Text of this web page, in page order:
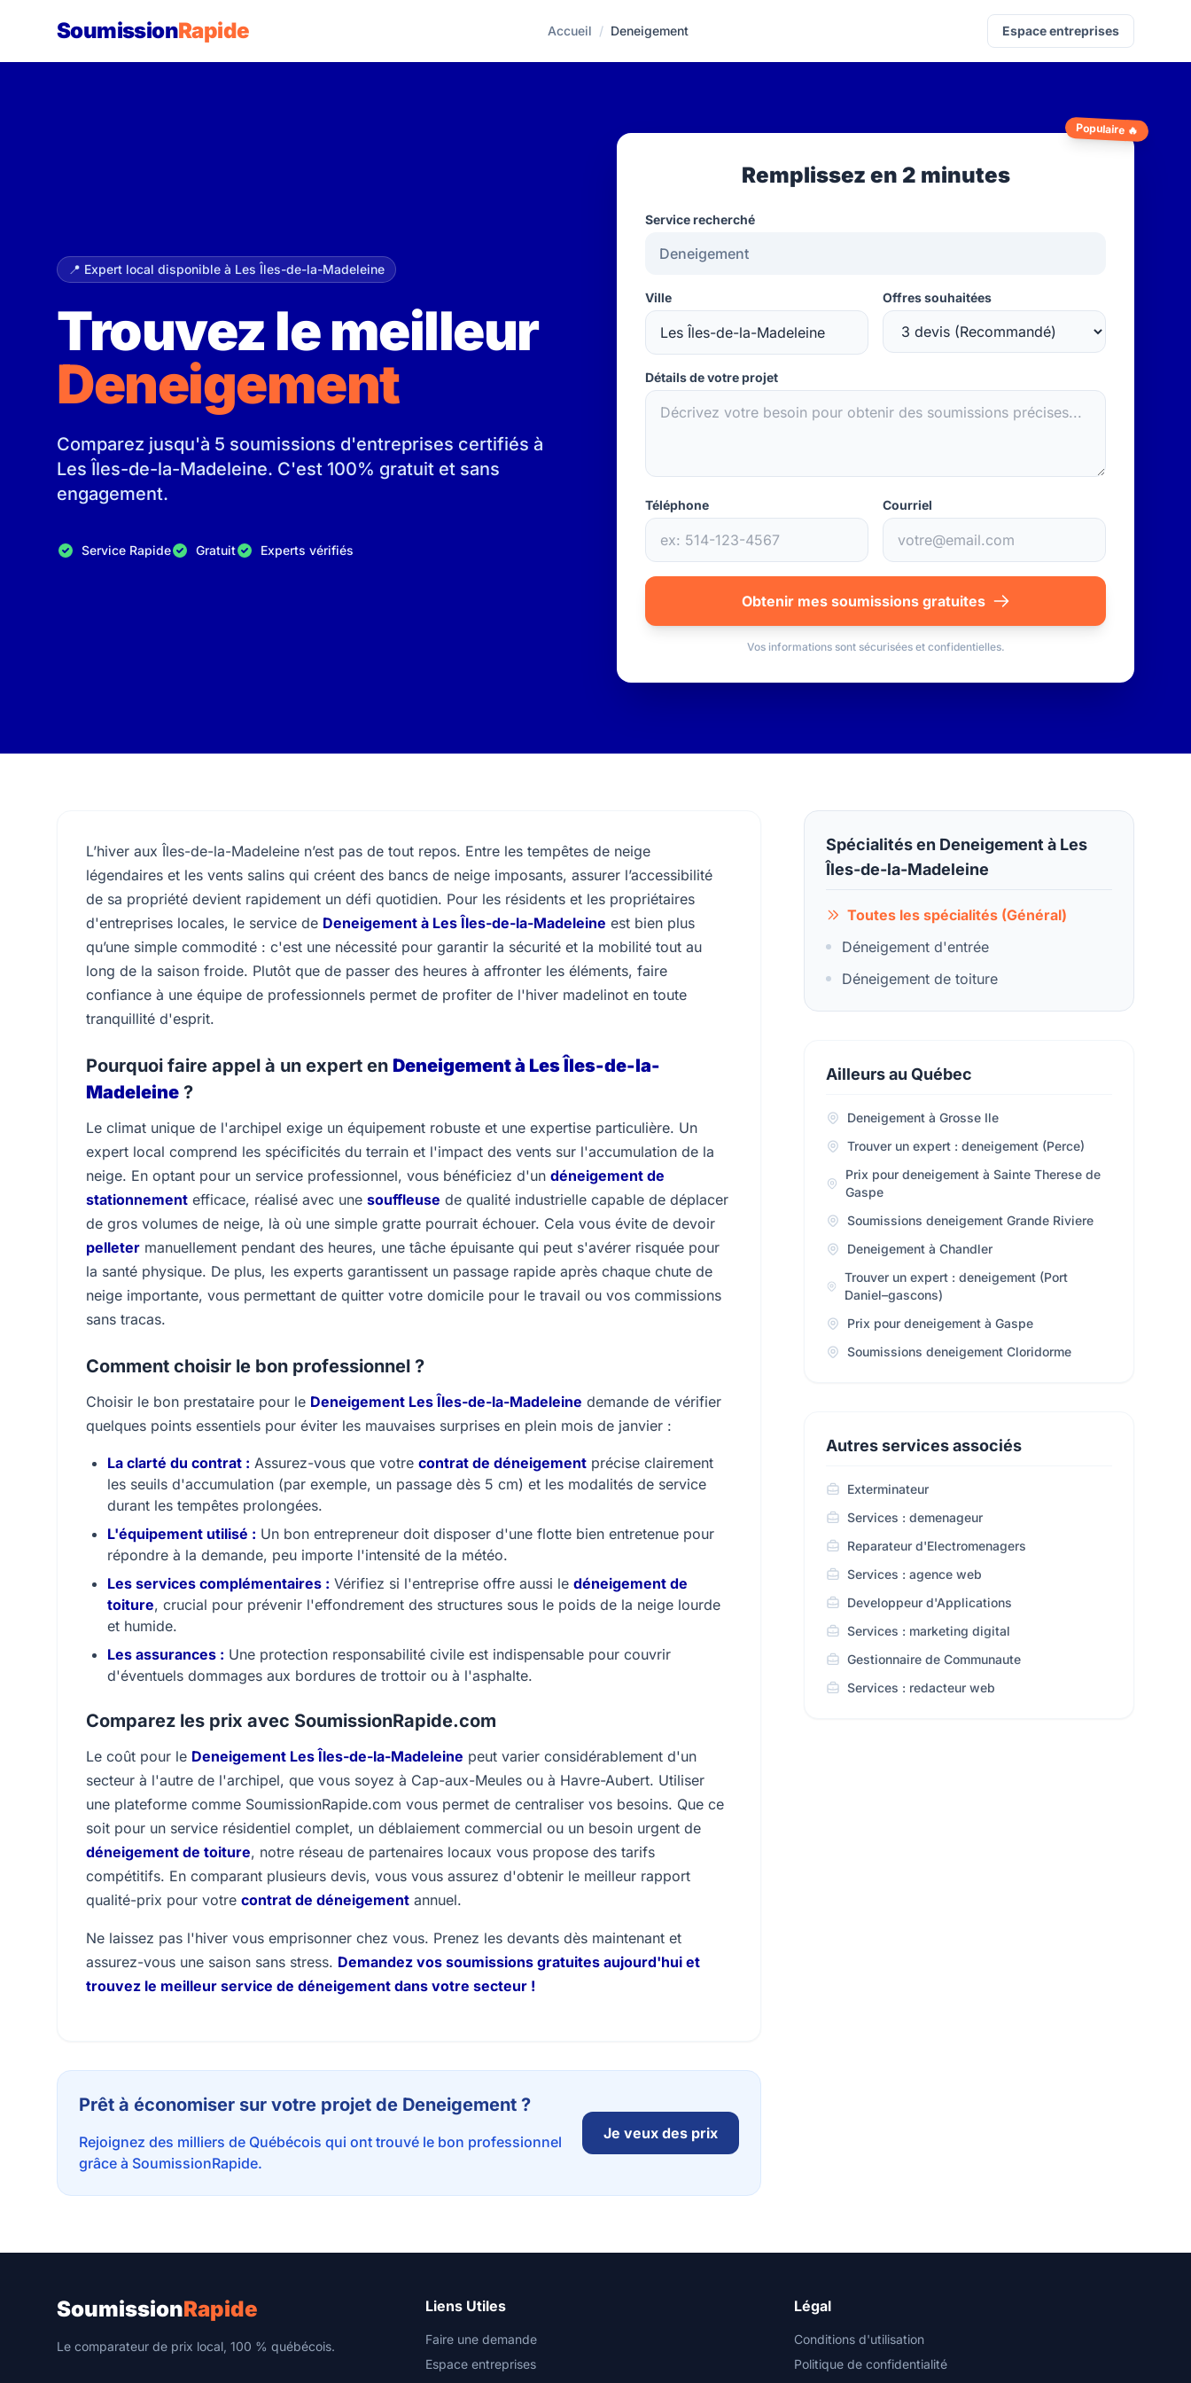
SoumissionRapide Accueil / Deneigement Espace entreprises
📍 Expert local disponible à Les Îles-de-la-Madeleine
Trouvez le meilleur
Deneigement
Comparez jusqu'à 5 soumissions d'entreprises certifiés à
Les Îles-de-la-Madeleine. C'est 100% gratuit et sans
engagement.
Service Rapide Gratuit Experts vérifiés
Populaire 🔥
Remplissez en 2 minutes
Service recherché
Ville Offres souhaitées
Détails de votre projet
Téléphone Courriel
Obtenir mes soumissions gratuites
Vos informations sont sécurisées et confidentielles.
L’hiver aux Îles-de-la-Madeleine n’est pas de tout repos. Entre les tempêtes de neige
légendaires et les vents salins qui créent des bancs de neige imposants, assurer l’accessibilité
de sa propriété devient rapidement un défi quotidien. Pour les résidents et les propriétaires
d'entreprises locales, le service de Deneigement à Les Îles-de-la-Madeleine est bien plus
qu’une simple commodité : c'est une nécessité pour garantir la sécurité et la mobilité tout au
long de la saison froide. Plutôt que de passer des heures à affronter les éléments, faire
confiance à une équipe de professionnels permet de profiter de l'hiver madelinot en toute
tranquillité d'esprit.
Pourquoi faire appel à un expert en Deneigement à Les Îles-de-la-
Madeleine ?
Le climat unique de l'archipel exige un équipement robuste et une expertise particulière. Un
expert local comprend les spécificités du terrain et l'impact des vents sur l'accumulation de la
neige. En optant pour un service professionnel, vous bénéficiez d'un déneigement de
stationnement efficace, réalisé avec une souffleuse de qualité industrielle capable de déplacer
de gros volumes de neige, là où une simple gratte pourrait échouer. Cela vous évite de devoir
pelleter manuellement pendant des heures, une tâche épuisante qui peut s'avérer risquée pour
la santé physique. De plus, les experts garantissent un passage rapide après chaque chute de
neige importante, vous permettant de quitter votre domicile pour le travail ou vos commissions
sans tracas.
Comment choisir le bon professionnel ?
Choisir le bon prestataire pour le Deneigement Les Îles-de-la-Madeleine demande de vérifier
quelques points essentiels pour éviter les mauvaises surprises en plein mois de janvier :
La clarté du contrat : Assurez-vous que votre contrat de déneigement précise clairement
les seuils d'accumulation (par exemple, un passage dès 5 cm) et les modalités de service
durant les tempêtes prolongées.
L'équipement utilisé : Un bon entrepreneur doit disposer d'une flotte bien entretenue pour
répondre à la demande, peu importe l'intensité de la météo.
Les services complémentaires : Vérifiez si l'entreprise offre aussi le déneigement de
toiture, crucial pour prévenir l'effondrement des structures sous le poids de la neige lourde
et humide.
Les assurances : Une protection responsabilité civile est indispensable pour couvrir
d'éventuels dommages aux bordures de trottoir ou à l'asphalte.
Comparez les prix avec SoumissionRapide.com
Le coût pour le Deneigement Les Îles-de-la-Madeleine peut varier considérablement d'un
secteur à l'autre de l'archipel, que vous soyez à Cap-aux-Meules ou à Havre-Aubert. Utiliser
une plateforme comme SoumissionRapide.com vous permet de centraliser vos besoins. Que ce
soit pour un service résidentiel complet, un déblaiement commercial ou un besoin urgent de
déneigement de toiture, notre réseau de partenaires locaux vous propose des tarifs
compétitifs. En comparant plusieurs devis, vous vous assurez d'obtenir le meilleur rapport
qualité-prix pour votre contrat de déneigement annuel.
Ne laissez pas l'hiver vous emprisonner chez vous. Prenez les devants dès maintenant et
assurez-vous une saison sans stress. Demandez vos soumissions gratuites aujourd'hui et
trouvez le meilleur service de déneigement dans votre secteur !
Prêt à économiser sur votre projet de Deneigement ?
Rejoignez des milliers de Québécois qui ont trouvé le bon professionnel
grâce à SoumissionRapide.
Je veux des prix
Spécialités en Deneigement à Les
Îles-de-la-Madeleine
Toutes les spécialités (Général)
Déneigement d'entrée
Déneigement de toiture
Ailleurs au Québec
Deneigement à Grosse Ile
Trouver un expert : deneigement (Perce)
Prix pour deneigement à Sainte Therese de
Gaspe
Soumissions deneigement Grande Riviere
Deneigement à Chandler
Trouver un expert : deneigement (Port
Daniel–gascons)
Prix pour deneigement à Gaspe
Soumissions deneigement Cloridorme
Autres services associés
Exterminateur
Services : demenageur
Reparateur d'Electromenagers
Services : agence web
Developpeur d'Applications
Services : marketing digital
Gestionnaire de Communaute
Services : redacteur web
SoumissionRapide
Le comparateur de prix local, 100 % québécois.
Liens Utiles
Faire une demande
Espace entreprises
Légal
Conditions d'utilisation
Politique de confidentialité